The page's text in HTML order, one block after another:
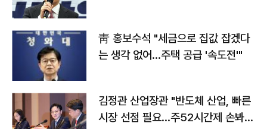
靑 홍보수석 "세금으로 집값 잡겠다
는 생각 없어…주택 공급 '속도전'"
김정관 산업장관 "반도체 산업, 빠른
시장 선점 필요…주52시간제 손봐